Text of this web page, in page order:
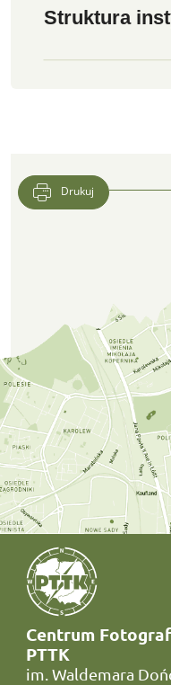
Struktura
Drukuj
Centrum
PTTK
im. Waldemara